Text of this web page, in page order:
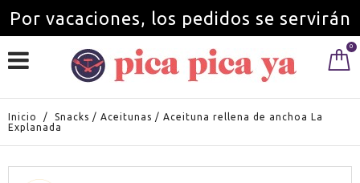
Por vacaciones, los pedidos se servirán
a partir del 1 de septiembre.
0
Inicio / Snacks / Aceitunas / Aceituna rellena de anchoa La
Explanada